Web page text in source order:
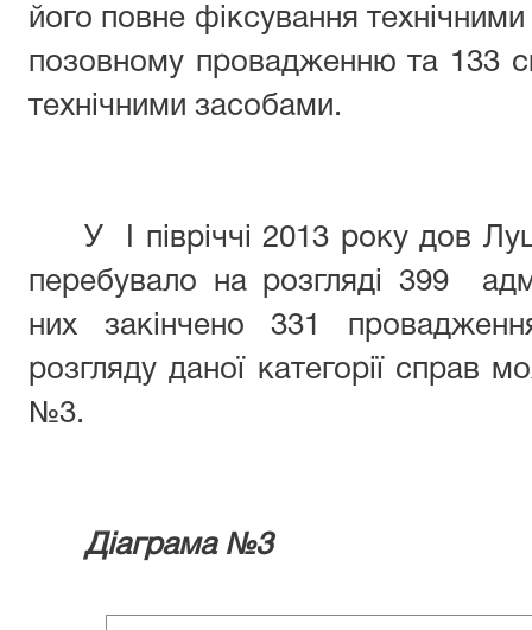
його повне фіксування
позовному провадженню та 133
технічними засобами.
У І півріччі 2013 року дов
перебувало на розгляді 399
них закінчено 331
розгляду даної категорії справ
№3.
Діаграма №3